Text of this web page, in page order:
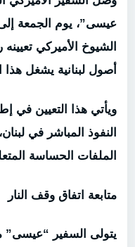
عيسى”، يوم الجمعة
الشيوخ الأميركي
أصول لبنانية يشغل
ويأتي هذا التعيين في
النفوذ المباشر في
الملفات الحساسة
متابعة اتفاق وقف النار
يتولى السفير “عيسى”